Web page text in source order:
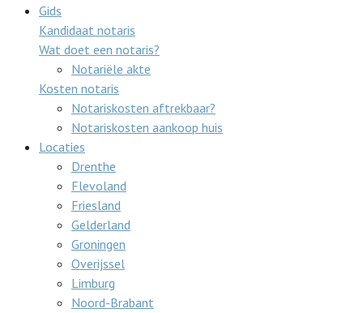
Gids
Kandidaat notaris
Wat doet een notaris?
Notariële akte
Kosten notaris
Notariskosten aftrekbaar?
Notariskosten aankoop huis
Locaties
Drenthe
Flevoland
Friesland
Gelderland
Groningen
Overijssel
Limburg
Noord-Brabant